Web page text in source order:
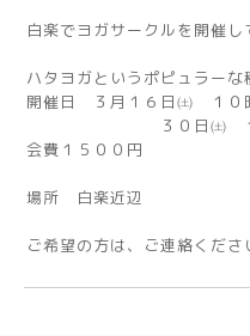
白楽でヨガサークルを開催し
ハタヨガというポピュラーな
開催日 ３月１６日㈯ １０
３０日㈯ １０
会費１５００円
場所 白楽近辺
ご希望の方は、ご連絡く